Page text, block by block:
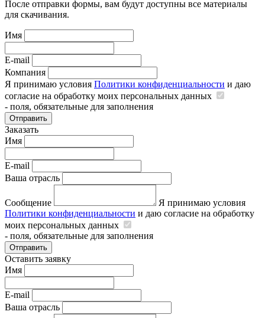
После отправки формы, вам будут доступны все материалы
для скачивания.
Имя
E-mail
Компания
Я принимаю условия Политики конфиденциальности и даю
согласие на обработку моих персональных данных
- поля, обязательные для заполнения
Отправить
Заказать
Имя
E-mail
Ваша отрасль
Сообщение
Я принимаю условия
Политики конфиденциальности и даю согласие на обработку
моих персональных данных
- поля, обязательные для заполнения
Отправить
Оставить заявку
Имя
E-mail
Ваша отрасль